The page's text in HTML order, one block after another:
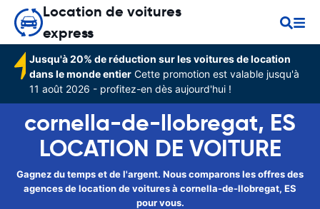
Location de voitures
express
Jusqu'à 20% de réduction sur les voitures de location
dans le monde entier Cette promotion est valable jusqu'à
11 août 2026 - profitez-en dès aujourd'hui !
cornella-de-llobregat, ES
LOCATION DE VOITURE
Gagnez du temps et de l'argent. Nous comparons les offres des
agences de location de voitures à cornella-de-llobregat, ES
pour vous.